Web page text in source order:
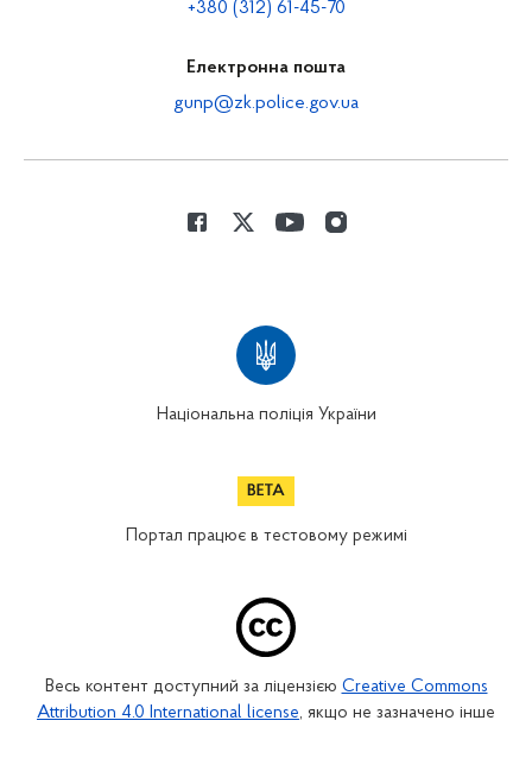
+380 (312) 61-45-70
Електронна пошта
gunp@zk.police.gov.ua
Національна поліція України
Портал працює в тестовому режимі
Весь контент доступний за ліцензією Creative Commons
Attribution 4.0 International license, якщо не зазначено інше